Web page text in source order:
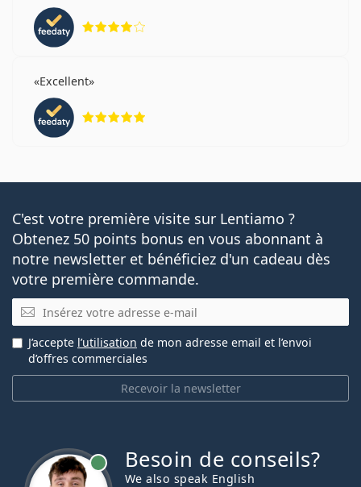
Excellent
C'est votre première visite sur Lentiamo ?
Obtenez 50 points bonus en vous abonnant à
notre newsletter et bénéficiez d'un cadeau dès
votre première commande.
E-mail
Recevoir la newsletter
J’accepte l’utilisation de mon adresse email et l’envoi
d’offres commerciales
Besoin de conseils?
We also speak English